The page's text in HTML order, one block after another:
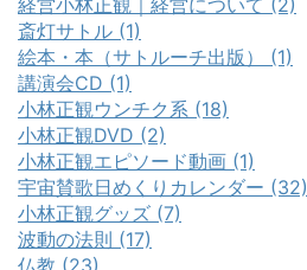
斎灯サトル (1)
絵本・本（サトルーチ出版） (1)
講演会CD (1)
小林正観ウンチク系 (18)
小林正観DVD (2)
小林正観エピソード動画 (1)
宇宙賛歌日めくりカレンダー (32)
小林正観グッズ (7)
波動の法則 (17)
仏教 (23)